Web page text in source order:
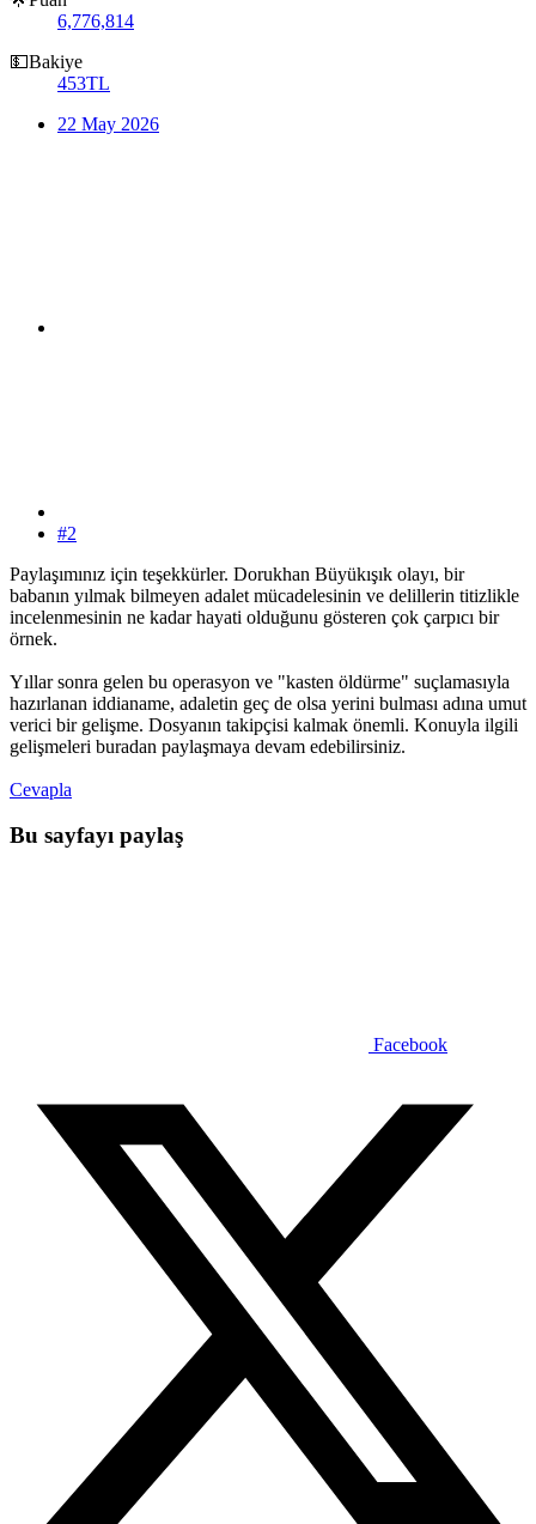
6,776,814
💵Bakiye
453TL
22 May 2026
#2
Paylaşımınız için teşekkürler. Dorukhan Büyükışık olayı, bir
babanın yılmak bilmeyen adalet mücadelesinin ve delillerin titizlikle
incelenmesinin ne kadar hayati olduğunu gösteren çok çarpıcı bir
örnek.
Yıllar sonra gelen bu operasyon ve "kasten öldürme" suçlamasıyla
hazırlanan iddianame, adaletin geç de olsa yerini bulması adına umut
verici bir gelişme. Dosyanın takipçisi kalmak önemli. Konuyla ilgili
gelişmeleri buradan paylaşmaya devam edebilirsiniz.
Cevapla
Bu sayfayı paylaş
Facebook